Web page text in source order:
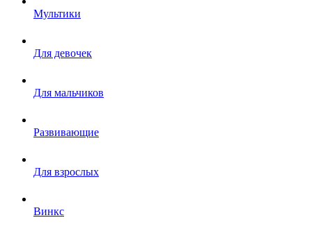
Мультики
Для девочек
Для мальчиков
Развивающие
Для взрослых
Винкс